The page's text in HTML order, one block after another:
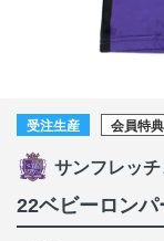
受注生産 会員特典
サンフレッチ
22ベビーロン